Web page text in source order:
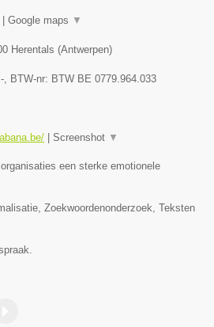
Google maps ▼
Herentals (Antwerpen)
-, BTW-nr: BTW BE 0779.964.033
Screenshot ▼
een sterke emotionele
Zoekwoordenonderzoek, Teksten